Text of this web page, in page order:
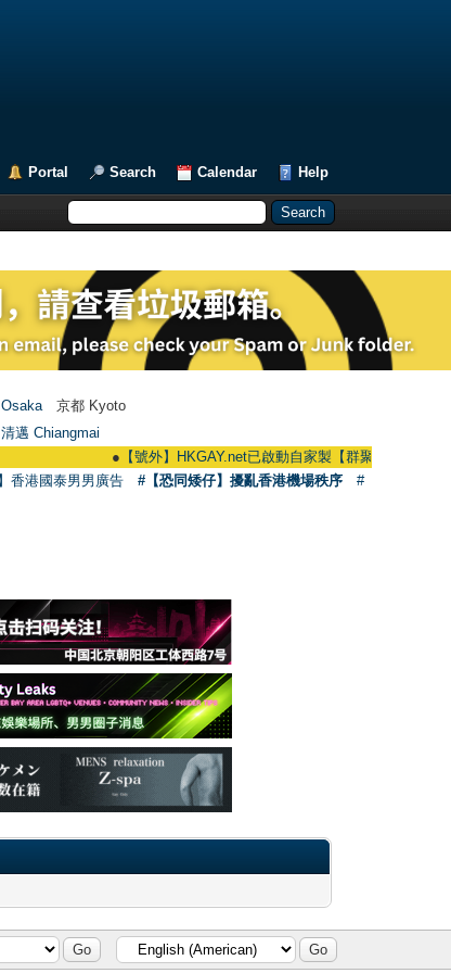
Portal Search Calendar Help
京都 Kyoto
清邁 Chiangmai
【號外】HKGAY.net已啟動自家製【群聚Telegram群
香港國泰男男廣告 #【恐同矮仔】擾亂香港機場秩序
#